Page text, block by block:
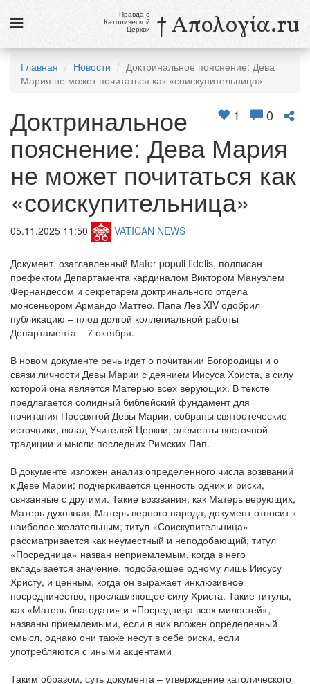
Новости
Католики в России
Викторины
Ссылки
Религиозные учения и секты, справочник
Св. Доминик, священник
см. календарь
Обратная связь
Отправить сообщение
Вход
Правда о
Католической
Церкви † Απολογία.ru
Главная Новости
Доктринальное пояснение: Дева
Мария не может почитаться как «соискупительница»
1 0
Доктринальное
пояснение: Дева Мария
не может почитаться как
«соискупительница»
05.11.2025 11:50 VATICAN NEWS
Документ, озаглавленный Mater populi fidelis, подписан
префектом Департамента кардиналом Виктором Мануэлем
Фернандесом и секретарем доктринального отдела
монсеньором Армандо Маттео. Папа Лев XIV одобрил
публикацию – плод долгой коллегиальной работы
Департамента – 7 октября.
В новом документе речь идет о почитании Богородицы и о
связи личности Девы Марии с деянием Иисуса Христа, в силу
которой она является Матерью всех верующих. В тексте
предлагается солидный библейский фундамент для
почитания Пресвятой Девы Марии, собраны святоотеческие
источники, вклад Учителей Церкви, элементы восточной
традиции и мысли последних Римских Пап.
В документе изложен анализ определенного числа возвваний
к Деве Марии; подчеркивается ценность одних и риски,
связанные с другими. Такие воззвания, как Матерь верующих,
Матерь духовная, Матерь верного народа, документ относит к
наиболее желательным; титул «Соискупительница»
рассматривается как неуместный и неподобающий; титул
«Посредница» назван неприемлемым, когда в него
вкладывается значение, подобающее одному лишь Иисусу
Христу, и ценным, когда он выражает инклюзивное
посредничество, прославляющее силу Христа. Такие титулы,
как «Матерь благодати» и «Посредница всех милостей»,
названы приемлемыми, если в них вложен определенный
смысл, однако они также несут в себе риски, если
употребляются с иными акцентами
Таким образом, суть документа – утверждение католического